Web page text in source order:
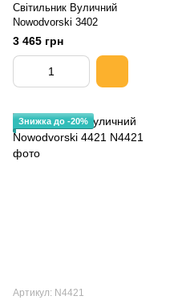
Світильник Вуличний
Nowodvorski 3402
3 465 грн
Знижка до -20%
Артикул: N4421